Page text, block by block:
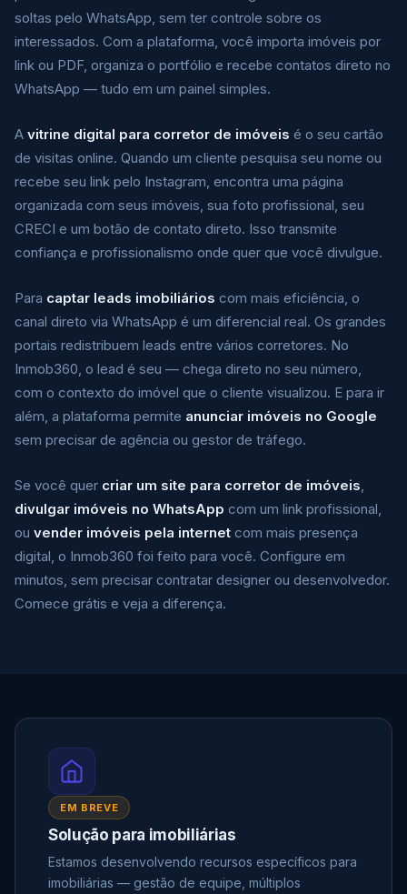
soltas pelo WhatsApp, sem ter controle sobre os
interessados. Com a plataforma, você importa imóveis por
link ou PDF, organiza o portfólio e recebe contatos direto no
WhatsApp — tudo em um painel simples.
A vitrine digital para corretor de imóveis é o seu cartão
de visitas online. Quando um cliente pesquisa seu nome ou
recebe seu link pelo Instagram, encontra uma página
organizada com seus imóveis, sua foto profissional, seu
CRECI e um botão de contato direto. Isso transmite
confiança e profissionalismo onde quer que você divulgue.
Para captar leads imobiliários com mais eficiência, o
canal direto via WhatsApp é um diferencial real. Os grandes
portais redistribuem leads entre vários corretores. No
Inmob360, o lead é seu — chega direto no seu número,
com o contexto do imóvel que o cliente visualizou. E para ir
além, a plataforma permite anunciar imóveis no Google
sem precisar de agência ou gestor de tráfego.
Se você quer criar um site para corretor de imóveis,
divulgar imóveis no WhatsApp com um link profissional,
ou vender imóveis pela internet com mais presença
digital, o Inmob360 foi feito para você. Configure em
minutos, sem precisar contratar designer ou desenvolvedor.
Comece grátis e veja a diferença.
EM BREVE
Solução para imobiliárias
Estamos desenvolvendo recursos específicos para
imobiliárias — gestão de equipe, múltiplos